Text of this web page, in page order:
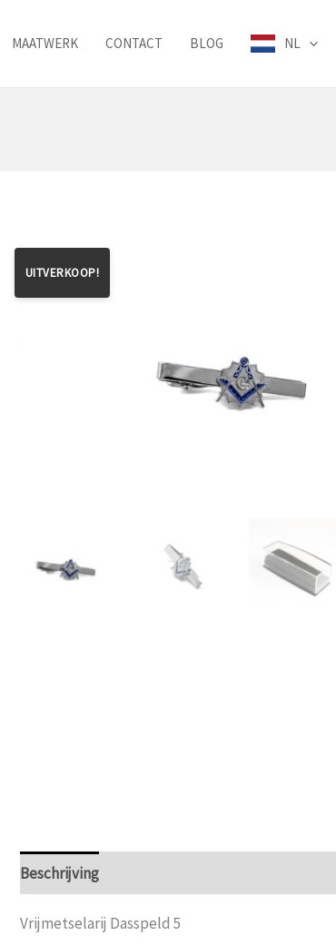
MAATWERK CONTACT BLOG NL
UITVERKOOP!
Beschrijving
Vrijmetselarij Dasspeld 5